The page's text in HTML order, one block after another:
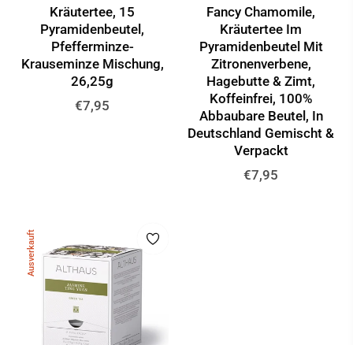
Kräutertee, 15
Pyramidenbeutel,
Pfefferminze-
Krauseminze Mischung,
26,25g
Normaler
€7,95
Fancy Chamomile,
Kräutertee Im
Pyramidenbeutel Mit
Zitronenverbene,
Hagebutte & Zimt,
Koffeinfrei, 100%
Abbaubare Beutel, In
Deutschland Gemischt &
Verpackt
Normaler
€7,95
Ausverkauft